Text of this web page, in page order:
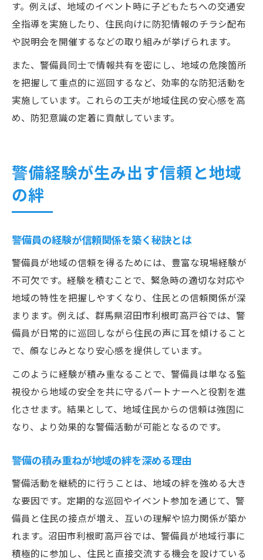
す。例えば、地域のイベント時に子どもたちへの交通安
全指導を実施したり、住民向けに防犯情報のチラシ配布
や説明会を開催するなどの取り組みが挙げられます。
また、警備員同士で情報共有を密にし、地域の危険箇所
を把握して重点的に巡回するなど、効率的な防犯活動を
実施しています。これらの工夫が地域住民の安心感を高
め、防犯意識の定着に貢献しています。
警備経験が生み出す信頼と地域
の絆
警備員の経験が信頼関係を築く秘訣とは
警備員が地域の信頼を得るためには、豊富な現場経験が
不可欠です。経験を積むことで、緊急時の適切な対応や
地域の特性を把握しやすくなり、住民との信頼関係が深
まります。例えば、群馬県沼田市利根町高戸谷では、警
備員が日常的に巡回しながら住民の声に耳を傾けること
で、顔なじみとなり安心感を提供しています。
このように経験が積み重なることで、警備員は単なる監
視役から地域の安全を共に守るパートナーへと役割を進
化させます。結果として、地域住民からの信頼は強固に
なり、より効果的な警備活動が可能となるのです。
警備の積み重ねが地域の絆を深める理由
警備活動を継続的に行うことは、地域の絆を強める大き
な要因です。定期的な巡回やイベント参加を通じて、警
備員と住民の接点が増え、互いの理解や協力関係が築か
れます。沼田市利根町高戸谷では、警備員が地域行事に
積極的に参加し、住民と直接交流する機会を設けている